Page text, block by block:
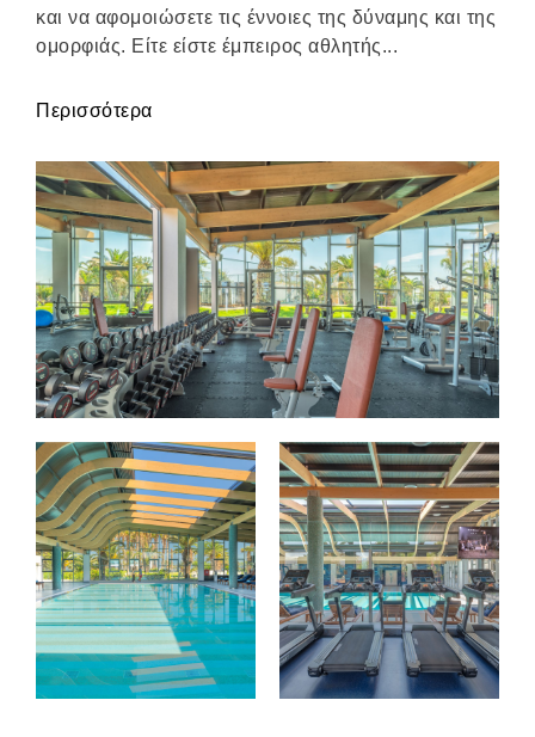
και να αφομοιώσετε τις έννοιες της δύναμης και της
ομορφιάς. Είτε είστε έμπειρος αθλητής...
Περισσότερα